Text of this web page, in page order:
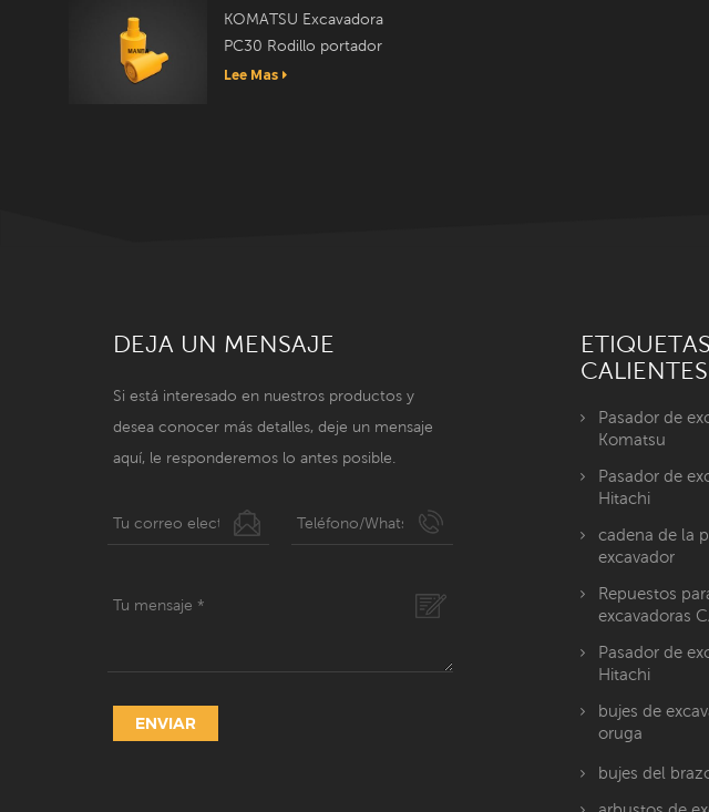
KOMATSU Excavadora
PC30 Rodillo portador
20T-30-00050
Lee Mas
DEJA UN MENSAJE
Si está interesado en nuestros productos y
desea conocer más detalles, deje un mensaje
aquí, le responderemos lo antes posible.
ETIQUETAS
CALIENTES
Pasador de
Komatsu
Pasador de
Hitachi
cadena de la
excavador
Repuestos
excavadoras
Pasador de
Hitachi
bujes de
oruga
bujes del